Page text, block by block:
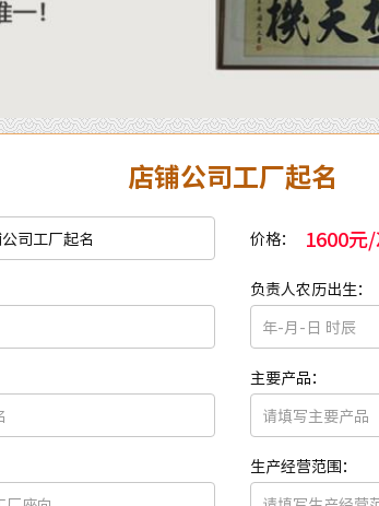
店铺公司工厂起名
价格： 1600元
负责人农历出生：
主要产品：
生产经营范围：